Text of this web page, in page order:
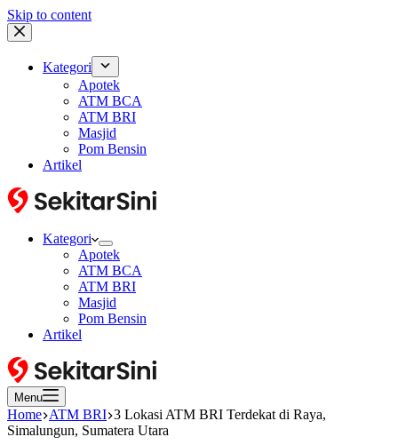
Skip to content
Kategori
Apotek
ATM BCA
ATM BRI
Masjid
Pom Bensin
Artikel
Kategori
Apotek
ATM BCA
ATM BRI
Masjid
Pom Bensin
Artikel
Menu
Home ATM BRI 3 Lokasi ATM BRI Terdekat di Raya,
Simalungun, Sumatera Utara